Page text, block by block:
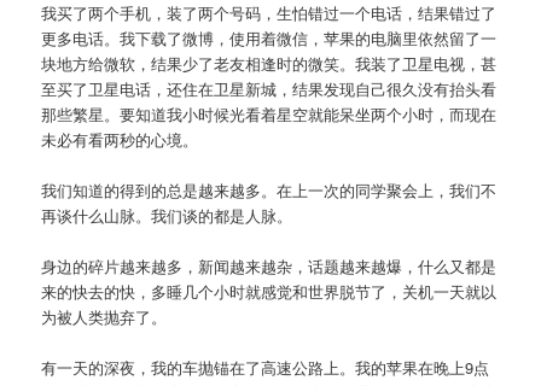
我买了两个手机，装了两个号码，生怕错过一个电话，结果错过了
更多电话。我下载了微博，使用着微信，苹果的电脑里依然留了一
块地方给微软，结果少了老友相逢时的微笑。我装了卫星电视，甚
至买了卫星电话，还住在卫星新城，结果发现自己很久没有抬头看
那些繁星。要知道我小时候光看着星空就能呆坐两个小时，而现在
未必有看两秒的心境。
我们知道的得到的总是越来越多。在上一次的同学聚会上，我们不
再谈什么山脉。我们谈的都是人脉。
身边的碎片越来越多，新闻越来越杂，话题越来越爆，什么又都是
来的快去的快，多睡几个小时就感觉和世界脱节了，关机一天就以
为被人类抛弃了。
有一天的深夜，我的车抛锚在了高速公路上。我的苹果在晚上9点